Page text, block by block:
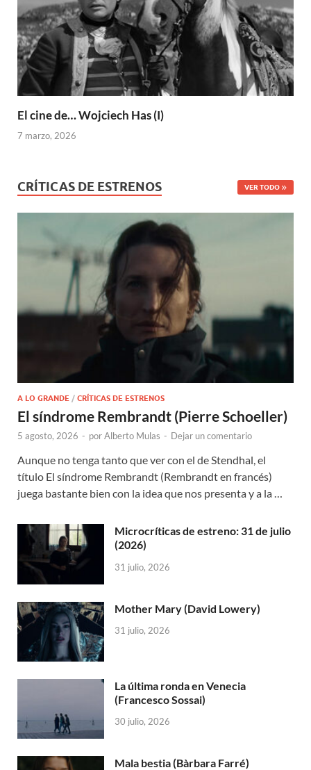
El cine de… Wojciech Has (I)
7 marzo, 2026
CRÍTICAS DE ESTRENOS VER TODO
A LO GRANDE / CRÍTICAS DE ESTRENOS
El síndrome Rembrandt (Pierre Schoeller)
5 agosto, 2026 - porAlberto Mulas - Dejar un comentario
Aunque no tenga tanto que ver con el de Stendhal, el
título El síndrome Rembrandt (Rembrandt en francés)
juega bastante bien con la idea que nos presenta y a la …
Microcríticas de estreno: 31 de julio
(2026)
31 julio, 2026
Mother Mary (David Lowery)
31 julio, 2026
La última ronda en Venecia
(Francesco Sossai)
30 julio, 2026
Mala bestia (Bàrbara Farré)